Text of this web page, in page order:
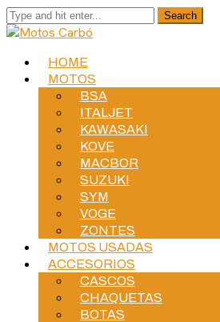
HOME
MOTOS
BSA
ITALJET
KAWASAKI
KOVE
MACBOR
SUZUKI
SYM
VOGE
ZONTES
MOTOS USADAS
ACCESORIOS
CASCOS
CHAQUETAS
BOTAS